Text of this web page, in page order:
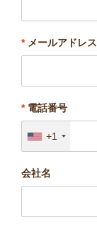
*メールアドレス
*電話番号
+1
会社名